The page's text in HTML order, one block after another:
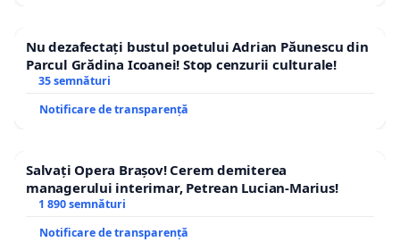
Nu dezafectați bustul poetului Adrian Păunescu din
Parcul Grădina Icoanei! Stop cenzurii culturale!
35 semnături
Notificare de transparență
Salvați Opera Brașov! Cerem demiterea
managerului interimar, Petrean Lucian-Marius!
1 890 semnături
Notificare de transparență